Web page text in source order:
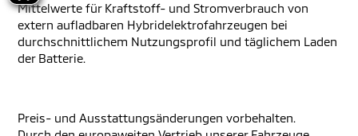
Mittelwerte für Kraftstoff- und Stromverbrauch von
extern aufladbaren Hybridelektrofahrzeugen bei
durchschnittlichem Nutzungsprofil und täglichem Laden
der Batterie.
Preis- und Ausstattungsänderungen vorbehalten.